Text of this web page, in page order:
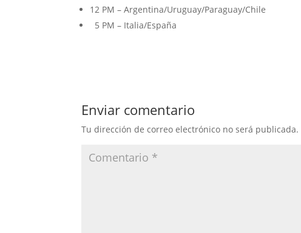
12 PM – Argentina/Uruguay/Paraguay/Chile
5 PM – Italia/España
Enviar comentario
Tu dirección de correo electrónico no será publicada.